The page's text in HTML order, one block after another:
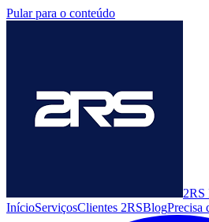
Pular para o conteúdo
2RS
InícioServiçosClientes 2RSBlogPrecisa